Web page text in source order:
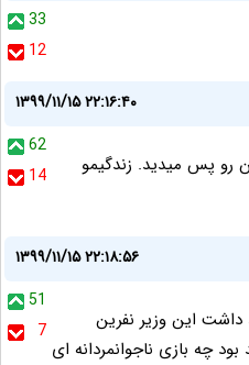
33
12
۱۳۹۹/۱۱/۱۵ ۲۲:۱۶:۴۰
62
14
رو پس میدید. زندگیمو
۱۳۹۹/۱۱/۱۵ ۲۲:۱۸:۵۶
51
7
این وزیر نفرین
چه بازی ناجوانمردانه ای